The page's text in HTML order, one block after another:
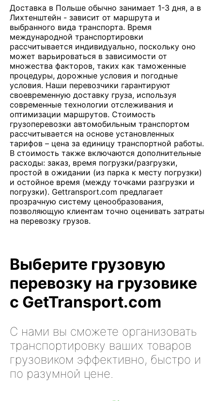
Доставка в Польше обычно занимает 1-3 дня, а в
Лихтенштейн - зависит от маршрута и
выбранного вида транспорта. Время
международной транспортировки
рассчитывается индивидуально, поскольку оно
может варьироваться в зависимости от
множества факторов, таких как таможенные
процедуры, дорожные условия и погодные
условия. Наши перевозчики гарантируют
своевременную доставку груза, используя
современные технологии отслеживания и
оптимизации маршрутов. Стоимость
грузоперевозки автомобильным транспортом
рассчитывается на основе установленных
тарифов – цена за единицу транспортной работы.
В стоимость также включаются дополнительные
расходы: заказ, время погрузки/разгрузки,
простой в ожидании (из парка к месту погрузки)
и остойное время (между точками разгрузки и
погрузки). Gettransport.com предлагает
прозрачную систему ценообразования,
позволяющую клиентам точно оценивать затраты
на перевозку грузов.
Выберите грузовую
перевозку на грузовике
с GetTransport.com
С нами вы сможете организовать
транспортировку ваших товаров
грузовиком эффективно, быстро и
по разумной цене.